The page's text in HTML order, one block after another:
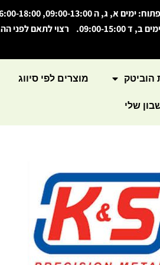
פתוח: ימים א, ג, ה 09:00-13:00, 16:00-18:00
ימים ב, ד 09:00-15:00. רצוי לתאם לפני ההגעה
הוביטק מוצרים לפי סיווג
שלי